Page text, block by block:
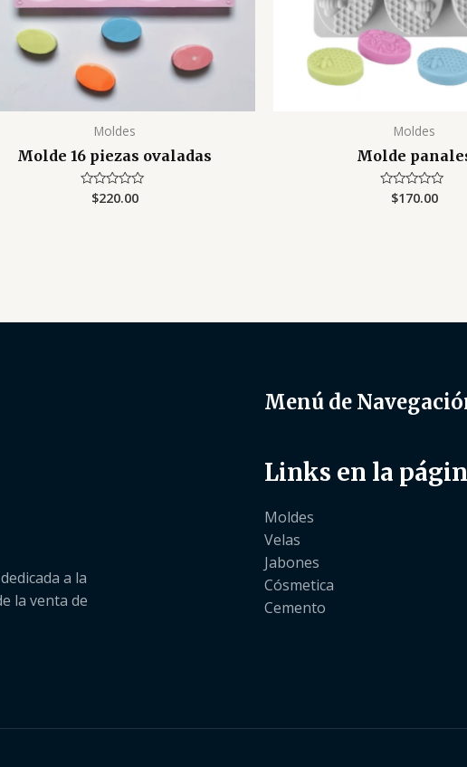
Moldes
Molde 16 piezas ovaladas
Valorado
con
$220.00
Moldes
Molde
Valorado
con
$170.00
a la
la venta de
Menú de
Links en la
Moldes
Velas
Jabones
Cósmetica
Cemento